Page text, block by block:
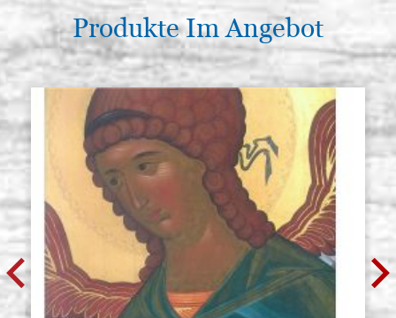
Produkte Im Angebot